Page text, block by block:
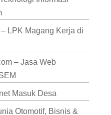
LPK Magang Kerja di
– Jasa Web
Masuk Desa
Otomotif, Bisnis &